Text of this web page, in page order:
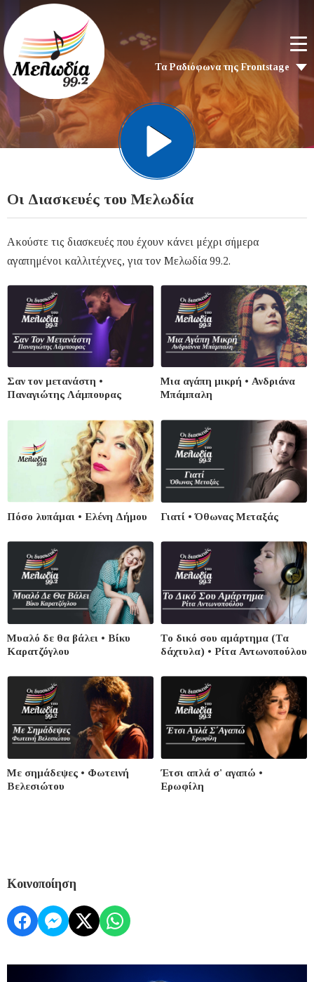
Τα Ραδιόφωνα της Frontstage
Οι Διασκευές του Μελωδία
Ακούστε τις διασκευές που έχουν κάνει μέχρι σήμερα
αγαπημένοι καλλιτέχνες, για τον Μελωδία 99.2.
Σαν τον μετανάστη •
Παναγιώτης Λάμπουρας
Μια αγάπη μικρή • Ανδριάνα
Μπάμπαλη
Πόσο λυπάμαι • Ελένη Δήμου Γιατί • Όθωνας Μεταξάς
Μυαλό δε θα βάλει • Βίκυ
Καρατζόγλου
Το δικό σου αμάρτημα (Τα
δάχτυλα) • Ρίτα Αντωνοπούλου
Με σημάδεψες • Φωτεινή
Βελεσιώτου
Έτσι απλά σ' αγαπώ •
Ερωφίλη
Κοινοποίηση